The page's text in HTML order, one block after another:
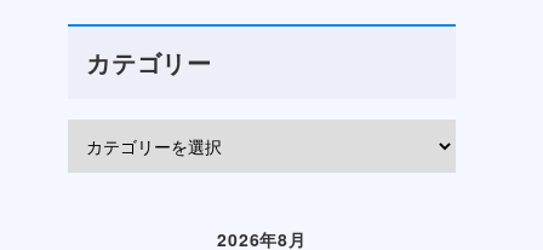
カテゴリー
2026年8月